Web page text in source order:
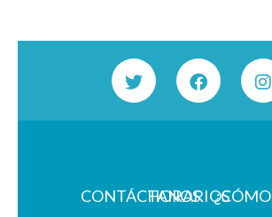
CONTÁCTANOS
HORARIOS¿CÓMO